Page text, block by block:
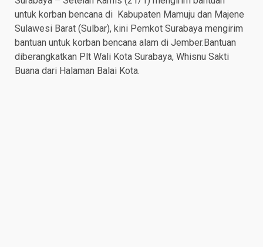
untuk korban bencana di Kabupaten Mamuju dan Majene
Sulawesi Barat (Sulbar), kini Pemkot Surabaya mengirim
bantuan untuk korban bencana alam di Jember.Bantuan
diberangkatkan Plt Wali Kota Surabaya, Whisnu Sakti
Buana dari Halaman Balai Kota.